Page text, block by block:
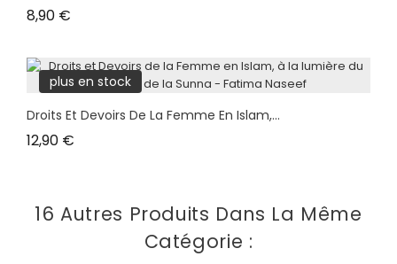
8,90 €
plus en stock
Droits Et Devoirs De La Femme En Islam,...
12,90 €
16 Autres Produits Dans La Même
Catégorie :